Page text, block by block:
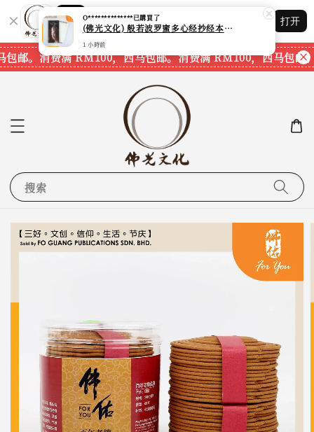
Shopping: 追踪您的订单
您信赖的商店
打开
邮。 消费满 RM100，西马包邮。消费满 RM100，西马包邮。
搜索
O**************已購買了
(佛光文化) 般若波罗蜜多心经抄经本 Prajna Paramita Heart Sutra (30pcs/pack) 现货速发
1 小時前